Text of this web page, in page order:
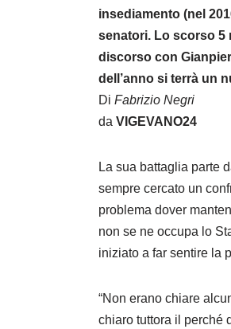
insediamento (nel
senatori. Lo scorso 5
discorso con
dell’anno si terrà un
Di Fabrizio Negri
da VIGEVANO24
La sua battaglia parte
sempre cercato un
problema dover
non se ne occupa lo
iniziato a far sentire la
“Non erano chiare
chiaro tuttora il perché